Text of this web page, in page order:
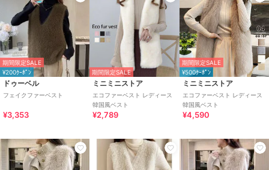
期間限定SALE
¥200ｸｰﾎﾟﾝ
ドゥーベル
フェイクファーベスト
¥3,353
期間限定SALE
ミニミニストア
エコファーベスト レディース
韓国風ベスト
¥2,789
期間限定SALE
¥500ｸｰﾎﾟﾝ
ミニミニストア
エコファーベスト レディース
韓国風ベスト
¥4,590